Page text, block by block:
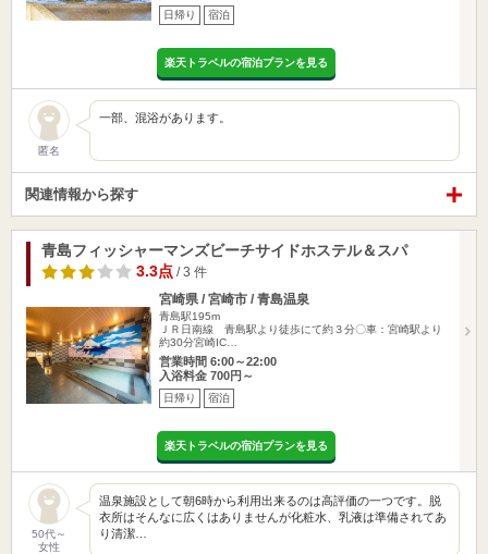
日帰り 宿泊
楽天トラベルの宿泊プランを見る
匿名
一部、混浴があります。
関連情報から探す
青島フィッシャーマンズビーチサイドホステル＆スパ
3.3点 / 3 件
宮崎県 / 宮崎市 / 青島温泉
青島駅195m
ＪＲ日南線 青島駅より徒歩にて約３分〇車：宮崎駅より
約30分宮崎IC…
営業時間 6:00～22:00
入浴料金 700円～
日帰り 宿泊
楽天トラベルの宿泊プランを見る
50代～
女性
温泉施設として朝6時から利用出来るのは高評価の一つです。脱
衣所はそんなに広くはありませんが化粧水、乳液は準備されてあ
り清潔…